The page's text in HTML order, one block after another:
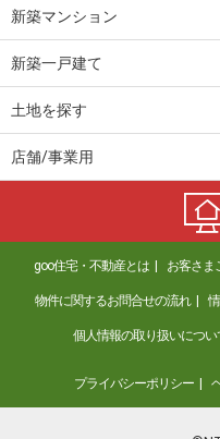
新築マンション
新築一戸建て
土地を探す
店舗/事業用
goo住宅・不動産とは お客さま
物件に関するお問合せの流れ
個人情報の取り扱いについ
プライバシーポリシー